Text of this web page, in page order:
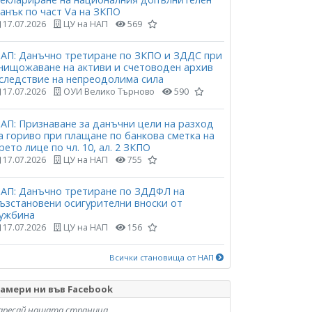
по част Vа на ЗКПО
17.07.2026 ЦУ на НАП 569
Данъчно третиране по ЗКПО и ЗДДС при
на активи и счетоводен архив
на непреодолима сила
17.07.2026 ОУИ Велико Търново 590
Признаване за данъчни цели на разход
гориво при плащане по банкова сметка на
лице по чл. 10, ал. 2 ЗКПО
17.07.2026 ЦУ на НАП 755
Данъчно третиране по ЗДДФЛ на
осигурителни вноски от
17.07.2026 ЦУ на НАП 156
Всички становища от НАП
ни във Facebook